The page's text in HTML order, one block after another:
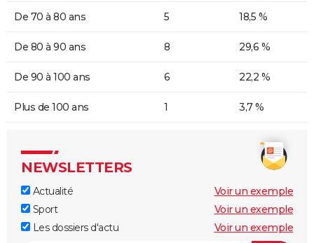
De 70 à 80 ans 5 18,5 %
De 80 à 90 ans 8 29,6 %
De 90 à 100 ans 6 22,2 %
Plus de 100 ans 1 3,7 %
NEWSLETTERS
Actualité
Voir un exemple
Sport
Voir un exemple
Les dossiers d'actu
Voir un exemple